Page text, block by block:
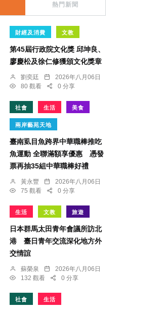
熱門新聞
財經及消費 文教
第45屆行政院文化獎 邱坤良、
廖慶松及徐仁修獲頒文化獎章
劉奕廷
2026年八月06日
80 觀看
0 分享
社會 生活 美食
兩岸藝苑天地
臺南虱目魚跨界中華職棒推吃
魚運動 全聯滿額享優惠 憑發
票再抽35組中華職棒好禮
黃永豐
2026年八月06日
75 觀看
0 分享
生活 文教 旅遊
日本群馬太田青年會議所訪北
港 臺日青年交流深化地方外
交情誼
蘇榮泉
2026年八月06日
132 觀看
0 分享
社會 生活